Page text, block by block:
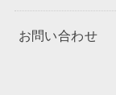
お問い合わせ